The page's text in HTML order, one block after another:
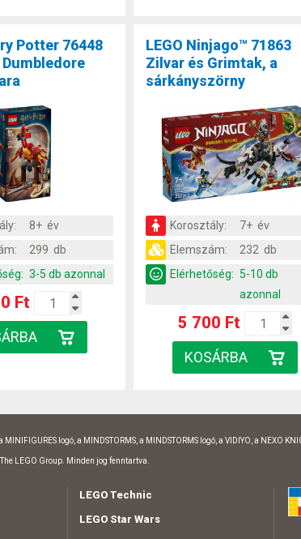
Potter 76448
8+ év
299 db
3-5 db azonnal
Ft
LEGO Ninjago™ 71863
Zilvar és Grimtak, a
sárkányszörny
Korosztály:
7+ év
Elemszám:
232 db
Elérhetőség: 5-10 db
azonnal
5 700 Ft
logó, a MINDSTORMS, a MINDSTORMS logó, a VIDIYO, a NEXO
LEGO Group. Minden jog fenntartva.
LEGO Technic
LEGO Star Wars